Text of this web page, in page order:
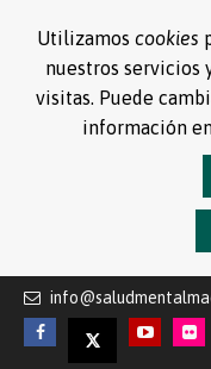
Utilizamos cookies
nuestros servicios
visitas. Puede
información